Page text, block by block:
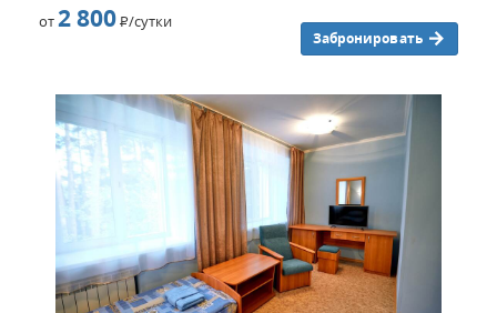
от2 800Р/сутки
Забронировать